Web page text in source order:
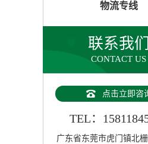
物流专线
联系我们
CONTACT US
点击立即咨
TEL：
广东省东莞市虎门镇北